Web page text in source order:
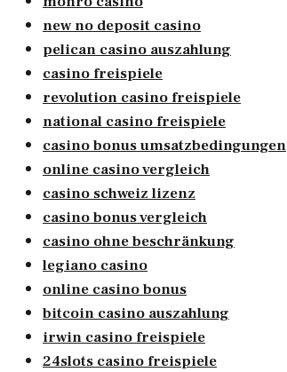
new no deposit casino
pelican casino auszahlung
casino freispiele
revolution casino freispiele
national casino freispiele
casino bonus umsatzbedingungen
online casino vergleich
casino schweiz lizenz
casino bonus vergleich
casino ohne beschränkung
legiano casino
online casino bonus
bitcoin casino auszahlung
irwin casino freispiele
24slots casino freispiele